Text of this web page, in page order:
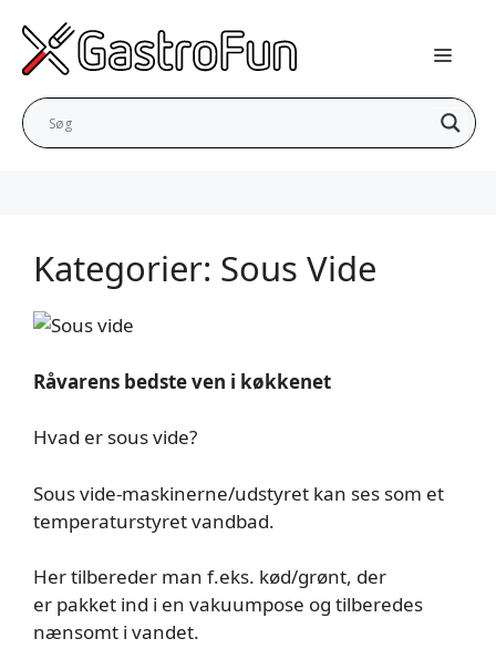
indhold
Kategorier: Sous Vide
Råvarens bedste ven i køkkenet
Hvad er sous vide?
Sous vide-maskinerne/udstyret kan ses som et
temperaturstyret vandbad.
Her tilbereder man f.eks. kød/grønt, der
er pakket ind i en vakuumpose og tilberedes
nænsomt i vandet.